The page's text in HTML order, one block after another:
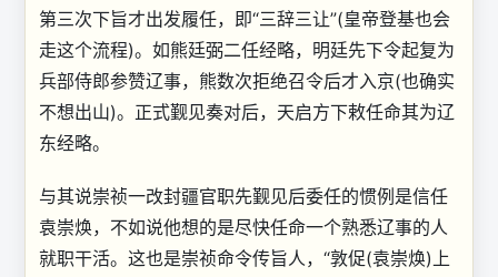
第三次下旨才出发履任，即“三辞三让”(皇帝登基也会
走这个流程)。如熊廷弼二任经略，明廷先下令起复为
兵部侍郎参赞辽事，熊数次拒绝召令后才入京(也确实
不想出山)。正式觐见奏对后，天启方下敕任命其为辽
东经略。
与其说崇祯一改封疆官职先觐见后委任的惯例是信任
袁崇焕，不如说他想的是尽快任命一个熟悉辽事的人
就职干活。这也是崇祯命令传旨人，“敦促(袁崇焕)上